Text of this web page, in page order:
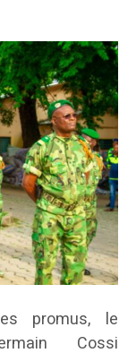
promus, le
Cossi